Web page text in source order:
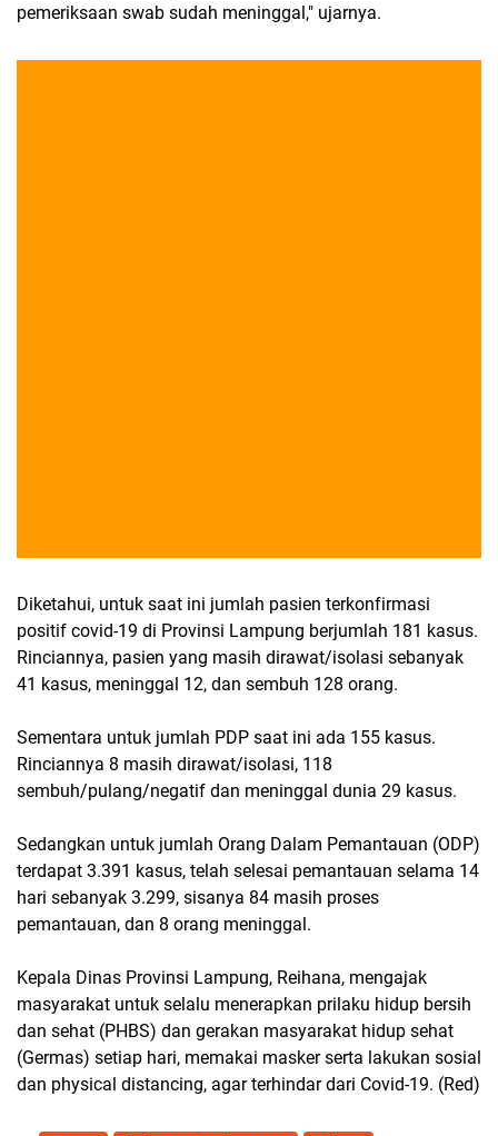
pemeriksaan swab sudah meninggal," ujarnya.
Diketahui, untuk saat ini jumlah pasien terkonfirmasi
positif covid-19 di Provinsi Lampung berjumlah 181 kasus.
Rinciannya, pasien yang masih dirawat/isolasi sebanyak
41 kasus, meninggal 12, dan sembuh 128 orang.
Sementara untuk jumlah PDP saat ini ada 155 kasus.
Rinciannya 8 masih dirawat/isolasi, 118
sembuh/pulang/negatif dan meninggal dunia 29 kasus.
Sedangkan untuk jumlah Orang Dalam Pemantauan (ODP)
terdapat 3.391 kasus, telah selesai pemantauan selama 14
hari sebanyak 3.299, sisanya 84 masih proses
pemantauan, dan 8 orang meninggal.
Kepala Dinas Provinsi Lampung, Reihana, mengajak
masyarakat untuk selalu menerapkan prilaku hidup bersih
dan sehat (PHBS) dan gerakan masyarakat hidup sehat
(Germas) setiap hari, memakai masker serta lakukan sosial
dan physical distancing, agar terhindar dari Covid-19. (Red)